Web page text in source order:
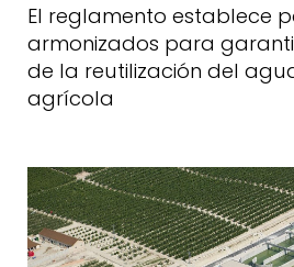
El reglamento establece
armonizados para
de la reutilización del
agrícola